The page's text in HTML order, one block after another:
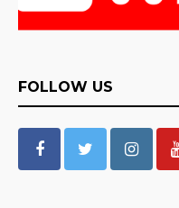
FOLLOW US